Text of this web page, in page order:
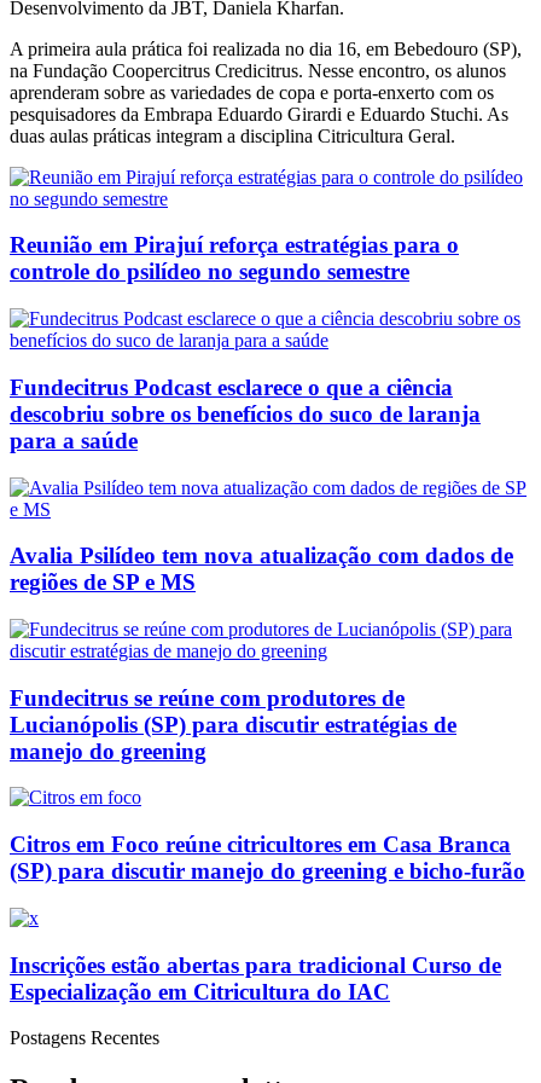
Desenvolvimento da JBT, Daniela Kharfan.
A primeira aula prática foi realizada no dia 16, em Bebedouro (SP),
na Fundação Coopercitrus Credicitrus. Nesse encontro, os alunos
aprenderam sobre as variedades de copa e porta-enxerto com os
pesquisadores da Embrapa Eduardo Girardi e Eduardo Stuchi. As
duas aulas práticas integram a disciplina Citricultura Geral.
Reunião em Pirajuí reforça estratégias para o
controle do psilídeo no segundo semestre
Fundecitrus Podcast esclarece o que a ciência
descobriu sobre os benefícios do suco de laranja
para a saúde
Avalia Psilídeo tem nova atualização com dados de
regiões de SP e MS
Fundecitrus se reúne com produtores de
Lucianópolis (SP) para discutir estratégias de
manejo do greening
Citros em Foco reúne citricultores em Casa Branca
(SP) para discutir manejo do greening e bicho-furão
Inscrições estão abertas para tradicional Curso de
Especialização em Citricultura do IAC
Postagens Recentes